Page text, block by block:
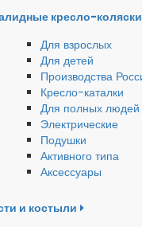
кресло-коляски
Для взрослых
Для детей
Производства
Кресло-каталки
Для полных людей
Электрические
Подушки
Активного типа
Аксессуары
и костыли